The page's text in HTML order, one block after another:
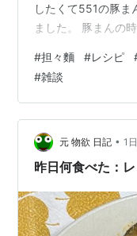
したくて551の豚ま
ました。 豚まんの
し担々そうめんとい
と、大失敗。。。
全く違うものが完
人分） ・そうめん
さじ3 ・味噌 大さ
豆板醤 …
#担々麵 #レシピ
#雑談
元 物欲 日記 • 1
昨日何食べた：